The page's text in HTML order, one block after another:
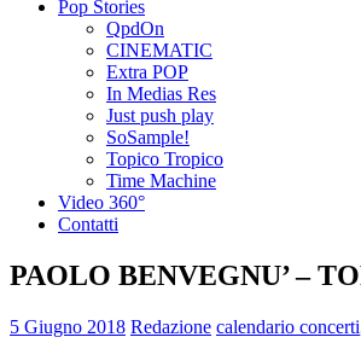
Pop Stories
QpdOn
CINEMATIC
Extra POP
In Medias Res
Just push play
SoSample!
Topico Tropico
Time Machine
Video 360°
Contatti
PAOLO BENVEGNU’ –
5 Giugno 2018 Redazione calendario concerti